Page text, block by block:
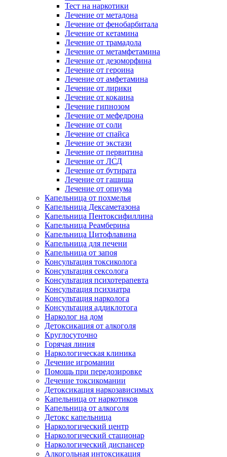
Тест на наркотики
Лечение от метадона
Лечение от фенобарбитала
Лечение от кетамина
Лечение от трамадола
Лечение от метамфетамина
Лечение от дезоморфина
Лечение от героина
Лечение от амфетамина
Лечение от лирики
Лечение от кокаина
Лечение гипнозом
Лечение от мефедрона
Лечение от соли
Лечение от спайса
Лечение от экстази
Лечение от первитина
Лечение от ЛСД
Лечение от бутирата
Лечение от гашиша
Лечение от опиума
Капельница от похмелья
Капельница Дексаметазона
Капельница Пентоксифиллина
Капельница Реамберина
Капельница Цитофлавина
Капельница для печени
Капельница от запоя
Консультация токсиколога
Консультация сексолога
Консультация психотерапевта
Консультация психиатра
Консультация нарколога
Консультация аддиклотога
Нарколог на дом
Детоксикация от алкоголя
Круглосуточно
Горячая линия
Наркологическая клиника
Лечение игромании
Помощь при передозировке
Лечение токсикомании
Детоксикация наркозависимых
Капельница от наркотиков
Капельница от алкоголя
Детокс капельница
Наркологический центр
Наркологический стационар
Наркологический диспансер
Алкогольная интоксикация